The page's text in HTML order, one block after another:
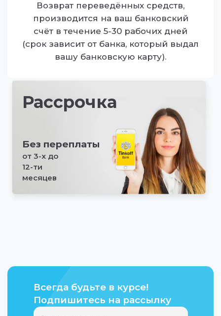
Возврат переведённых средств,
производится на ваш банковский
счёт в течение 5-30 рабочих дней
(срок зависит от банка, который выдал
вашу банковскую карту).
Рассрочка
Без переплаты
от 3-х до
12-ти
месяцев
Всегда будьте в курсе!
Подпишитесь на рассылку